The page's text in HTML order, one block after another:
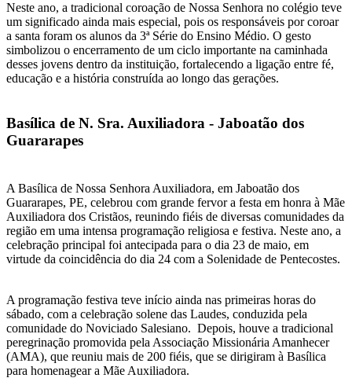
Neste ano, a tradicional coroação de Nossa Senhora no colégio teve
um significado ainda mais especial, pois os responsáveis por coroar
a santa foram os alunos da 3ª Série do Ensino Médio. O gesto
simbolizou o encerramento de um ciclo importante na caminhada
desses jovens dentro da instituição, fortalecendo a ligação entre fé,
educação e a história construída ao longo das gerações.
Basílica de N. Sra. Auxiliadora - Jaboatão dos
Guararapes
A Basílica de Nossa Senhora Auxiliadora, em Jaboatão dos
Guararapes, PE, celebrou com grande fervor a festa em honra à Mãe
Auxiliadora dos Cristãos, reunindo fiéis de diversas comunidades da
região em uma intensa programação religiosa e festiva. Neste ano, a
celebração principal foi antecipada para o dia 23 de maio, em
virtude da coincidência do dia 24 com a Solenidade de Pentecostes.
A programação festiva teve início ainda nas primeiras horas do
sábado, com a celebração solene das Laudes, conduzida pela
comunidade do Noviciado Salesiano. Depois, houve a tradicional
peregrinação promovida pela Associação Missionária Amanhecer
(AMA), que reuniu mais de 200 fiéis, que se dirigiram à Basílica
para homenagear a Mãe Auxiliadora.